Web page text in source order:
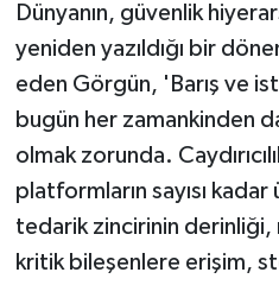
Dünyanın, güvenlik
yeniden yazıldığı bir
eden Görgün, 'Barış ve
bugün her zamankinden
olmak zorunda.
platformların sayısı
tedarik zincirinin derinliği,
kritik bileşenlere erişim,